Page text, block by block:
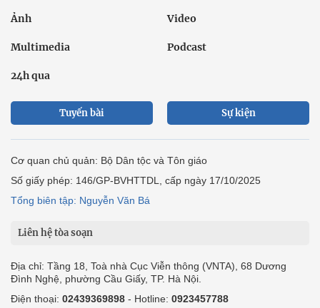
Ảnh Video
Multimedia Podcast
24h qua
Tuyến bài Sự kiện
Cơ quan chủ quản: Bộ Dân tộc và Tôn giáo
Số giấy phép: 146/GP-BVHTTDL, cấp ngày 17/10/2025
Tổng biên tập: Nguyễn Văn Bá
Liên hệ tòa soạn
Địa chỉ: Tầng 18, Toà nhà Cục Viễn thông (VNTA), 68 Dương
Đình Nghệ, phường Cầu Giấy, TP. Hà Nội.
Điện thoại: 02439369898 - Hotline: 0923457788